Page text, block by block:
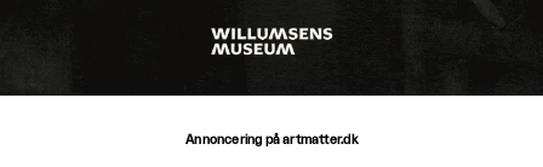
Annoncering på artmatter.dk